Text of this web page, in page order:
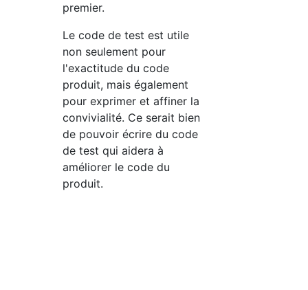
premier.
Le code de test est utile
non seulement pour
l'exactitude du code
produit, mais également
pour exprimer et affiner la
convivialité. Ce serait bien
de pouvoir écrire du code
de test qui aidera à
améliorer le code du
produit.